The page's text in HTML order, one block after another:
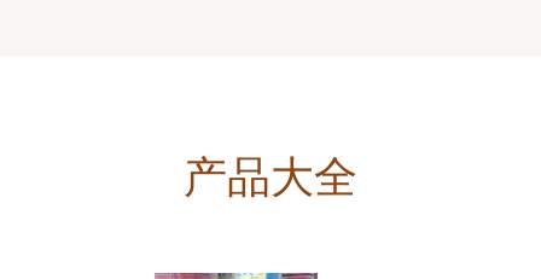
产品大全